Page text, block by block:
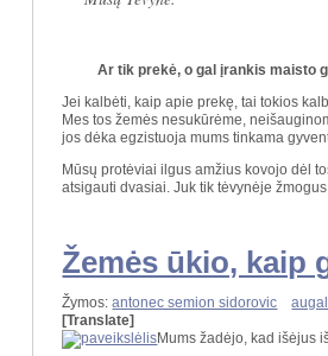
Ar tik prekė, o gal įrankis maisto
Jei kalbėti, kaip apie prekę, tai tokios
Mes tos žemės nesukūrėme,
jos dėka egzistuoja mums tinkama
Mūsų protėviai ilgus amžius kovojo dėl
atsigauti dvasiai. Juk tik tėvynėje
Žemės ūkio, kaip
Žymos:antonec semion sidorovic
[Translate]
Mums žadėjo, kad išėjus